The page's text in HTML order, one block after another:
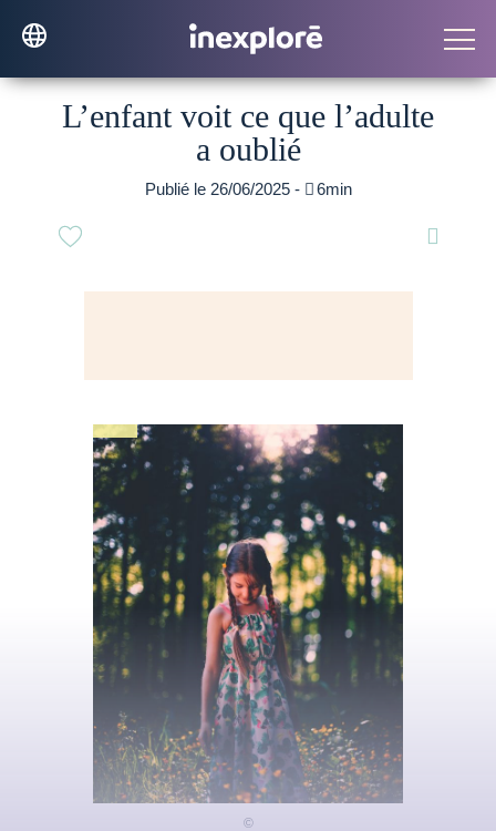
L’enfant voit ce que l’adulte
a oublié
Publié le 26/06/2025 - 6min
